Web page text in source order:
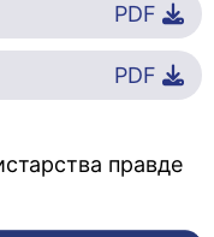
PDF
PDF
правде